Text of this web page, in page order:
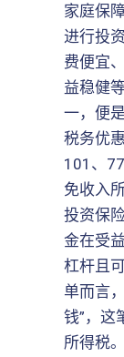
家庭保
进行投
费便宜
益稳健
一，便
税务优
101、
免收入
投资保
金在受
杠杆且
单而言
钱”，这
所得税。